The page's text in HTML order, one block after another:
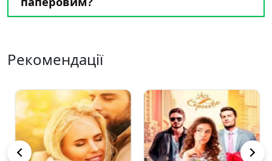
Рекомендації